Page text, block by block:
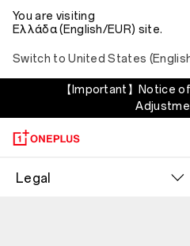
You are visiting
Ελλάδα (English/EUR) site.
Switch to United States
【Important】Notice
Legal